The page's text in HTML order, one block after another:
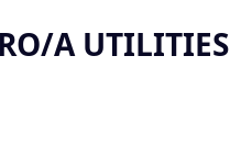
A UTILITIES